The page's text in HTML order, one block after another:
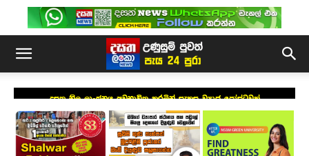
දසත නිල ලාංඡනය අවභාවිත කරමින් සැකසූ ව්‍යාජ පෝස්ටුවක්